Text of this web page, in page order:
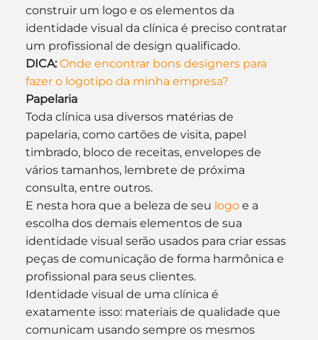
construir um logo e os elementos da
identidade visual da clínica é preciso contratar
um profissional de design qualificado.
DICA: Onde encontrar bons designers para
fazer o logotipo da minha empresa?
Papelaria
Toda clínica usa diversos matérias de
papelaria, como cartões de visita, papel
timbrado, bloco de receitas, envelopes de
vários tamanhos, lembrete de próxima
consulta, entre outros.
E nesta hora que a beleza de seu logo e a
escolha dos demais elementos de sua
identidade visual serão usados para criar essas
peças de comunicação de forma harmônica e
profissional para seus clientes.
Identidade visual de uma clínica é
exatamente isso: materiais de qualidade que
comunicam usando sempre os mesmos